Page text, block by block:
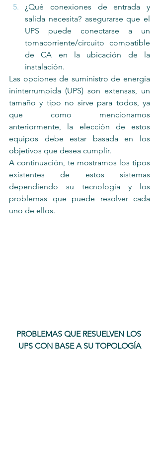
¿Qué conexiones de entrada y
salida necesita? asegurarse que el
UPS puede conectarse a un
tomacorriente/circuito compatible
de CA en la ubicación de la
instalación.
Las opciones de suministro de energía
ininterrumpida (UPS) son extensas, un
tamaño y tipo no sirve para todos, ya
que como mencionamos
anteriormente, la elección de estos
equipos debe estar basada en los
objetivos que desea cumplir.
A continuación, te mostramos los tipos
existentes de estos sistemas
dependiendo su tecnología y los
problemas que puede resolver cada
uno de ellos.
PROBLEMAS QUE RESUELVEN LOS
UPS CON BASE A SU TOPOLOGÍA